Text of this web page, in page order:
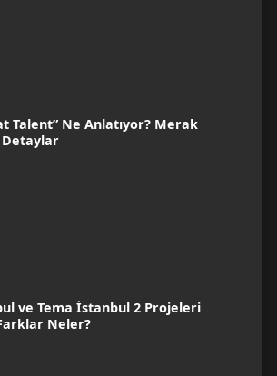
Talent” Ne Anlatıyor? Merak
Detaylar
ve Tema İstanbul 2 Projeleri
Neler?